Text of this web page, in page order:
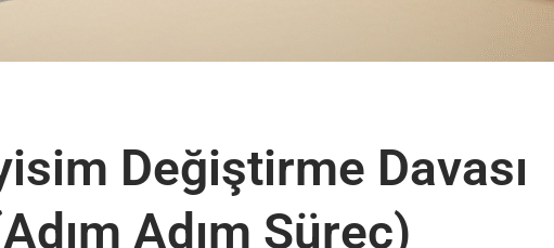
Değiştirme Davası
Adım Süreç)